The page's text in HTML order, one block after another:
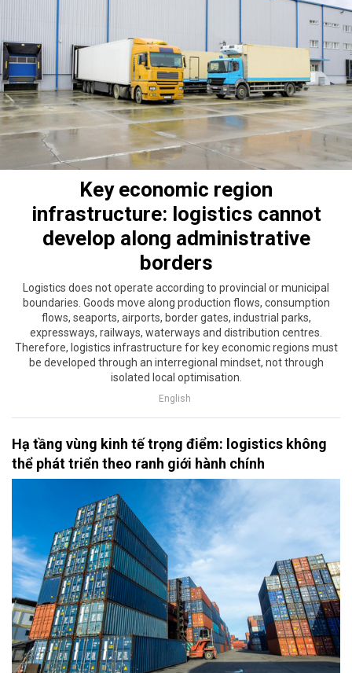
Key economic region
infrastructure: logistics cannot
develop along administrative
borders
Logistics does not operate according to provincial or municipal
boundaries. Goods move along production flows, consumption
flows, seaports, airports, border gates, industrial parks,
expressways, railways, waterways and distribution centres.
Therefore, logistics infrastructure for key economic regions must
be developed through an interregional mindset, not through
isolated local optimisation.
English
Hạ tầng vùng kinh tế trọng điểm: logistics không
thể phát triển theo ranh giới hành chính